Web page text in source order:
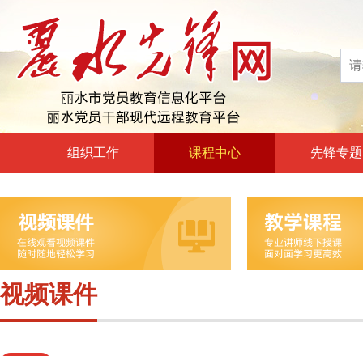
组织工作
领导动态
自身建设
组工文件
组工之窗
课程中心
政治教育和政治训练
党章党规党纪教育
革命传统教育
先锋专题
视频课件